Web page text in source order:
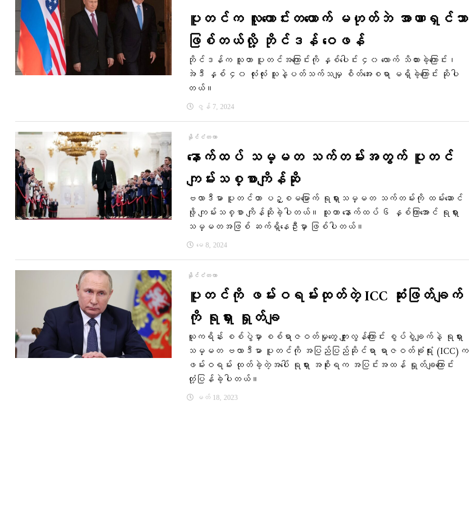
ပူတင်က လူကောင်းတယောက် မဟုတ်ဘဲ အာဏာရှင်သာ
ဖြစ်တယ်လို့ ဘိုင်ဒန် ဝေဖန်
ဘိုင်ဒန်က သူဟာ ပူတင်အကြောင်းကို နှစ်ပေါင်း ၄၀ လောက် သိထားခဲ့ကြောင်း၊
အဲဒီ နှစ် ၄၀ လုံးလုံး သူနဲ့ပတ်သက်သမျှ စိတ်အေးစရာ မရှိခဲ့ကြောင်း ဆိုပါ
တယ်။
ဇွန် 7, 2024
နိုင်ငံတကာ
နောက်ထပ် သမ္မတ သက်တမ်းအတွက် ပူတင်
ကျမ်းသစ္စာကျိန်ဆို
ဗလာဒီမာ ပူတင်ဟာ ပဉ္စမမြောက် ရုရှားသမ္မတ သက်တမ်းကို ထမ်းဆောင်
ဖို့ ကျမ်းသစ္စာ ကျိန်ဆိုခဲ့ပါတယ်။ သူဟာ နောက်ထပ် ၆ နှစ်ကြာအောင် ရုရှား
သမ္မတအဖြစ် ဆက်ရှိနေဦးမှာ ဖြစ်ပါတယ်။
မေ 8, 2024
နိုင်ငံတကာ
ပူတင်ကို ဖမ်းဝရမ်းထုတ်တဲ့ ICC ဆုံးဖြတ်ချက်
ကို ရုရှား ရှုတ်ချ
ယူကရိန်း စစ်ပွဲမှာ စစ်ရာဇဝတ်မှုတွေ ကျူးလွန်ကြောင်း စွပ်စွဲချက်နဲ့ ရုရှား
သမ္မတ ဗလာဒီမာ ပူတင်ကို အပြည်ပြည်ဆိုင်ရာ ရာဇဝတ်ခုံရုံး (ICC)က
ဖမ်းဝရမ်း ထုတ်ခဲ့တဲ့အပေါ် ရုရှား အစိုးရက အပြင်းအထန် ရှုတ်ချကြောင်း
တုံ့ပြန်ခဲ့ပါတယ်။
မတ် 18, 2023